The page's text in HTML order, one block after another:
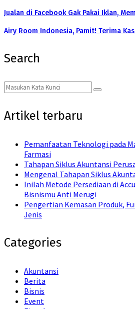
Jualan di Facebook Gak Pakai Iklan,
Airy Room Indonesia, Pamit! Terima
Search
Search
for:
Search
Artikel terbaru
Pemanfaatan Teknologi pada
Farmasi
Tahapan Siklus Akuntansi
Mengenal Tahapan Siklus
Inilah Metode Persediaan di
Bisnismu Anti Merugi
Pengertian Kemasan Produk,
Jenis
Categories
Akuntansi
Berita
Bisnis
Event